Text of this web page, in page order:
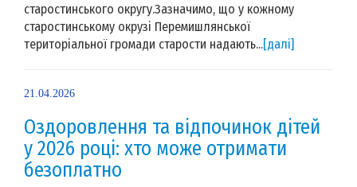
старостинського округу.Зазначимо, що у кожному
старостинському окрузі Перемишлянської
територіальної громади старости надають...[далі]
21.04.2026
Оздоровлення та відпочинок дітей
у 2026 році: хто може отримати
безоплатно